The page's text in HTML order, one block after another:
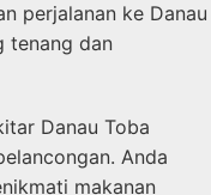
perjalanan ke Danau
tenang dan
Danau Toba
Anda
makanan